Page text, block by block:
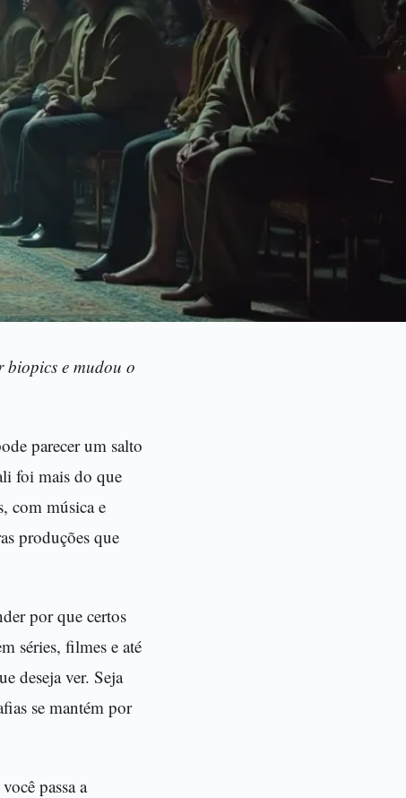
biopics e mudou o
parecer um salto
foi mais do que
com música e
produções que
por que certos
séries, filmes e até
deseja ver. Seja
se mantém por
passa a